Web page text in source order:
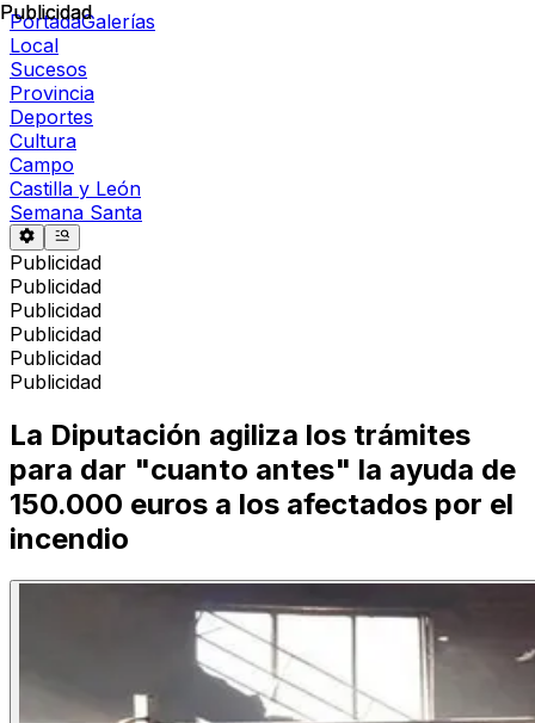
PortadaGalerías
Local
Sucesos
Provincia
Deportes
Cultura
Campo
Castilla y León
Semana Santa
Publicidad
Publicidad
Publicidad
Publicidad
Publicidad
Publicidad
Publicidad
La Diputación agiliza los trámites
para dar "cuanto antes" la ayuda de
150.000 euros a los afectados por el
incendio
Publicidad